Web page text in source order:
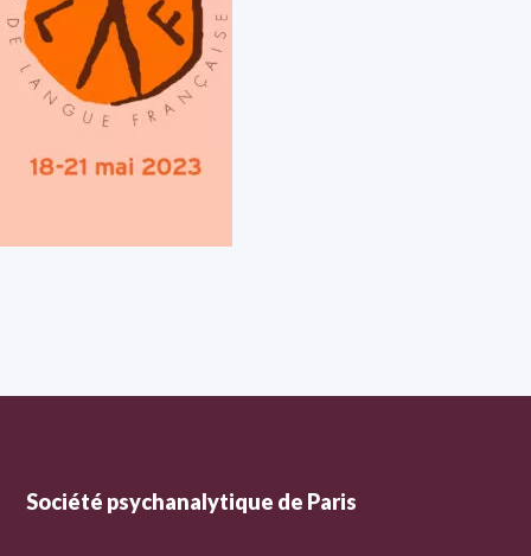
Société psychanalytique de Paris